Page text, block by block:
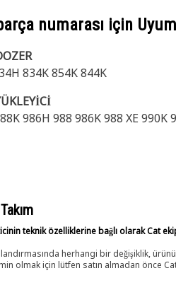
numarası için
834K 854K 844K
986H 988 986K 988 XE 990K
teknik özelliklerine bağlı olarak Cat
herhangi bir değişiklik,
olmak için lütfen satın almadan önce